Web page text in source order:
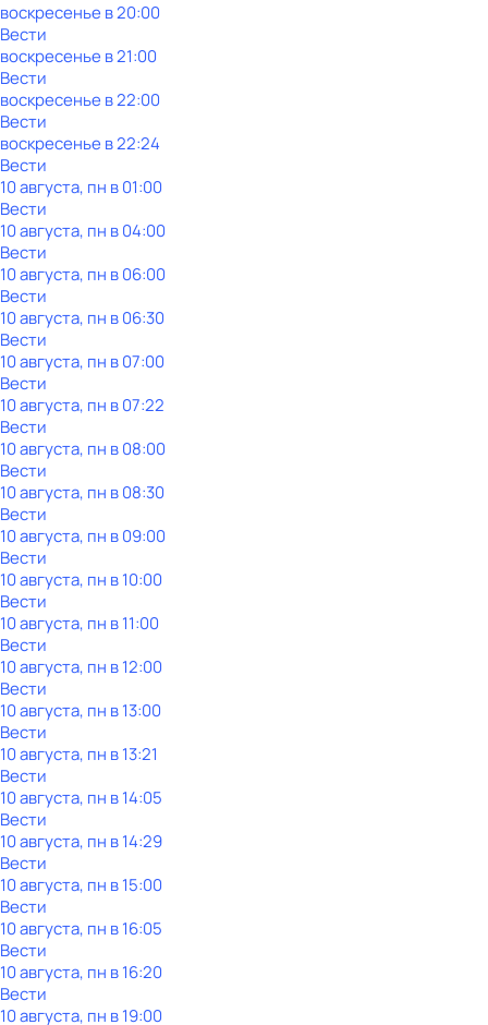
воскресенье в20:00
Вести
воскресенье в21:00
Вести
воскресенье в22:00
Вести
воскресенье в22:24
Вести
10 августа, пн в 01:00
Вести
10 августа, пн в 04:00
Вести
10 августа, пн в 06:00
Вести
10 августа, пн в 06:30
Вести
10 августа, пн в 07:00
Вести
10 августа, пн в 07:22
Вести
10 августа, пн в 08:00
Вести
10 августа, пн в 08:30
Вести
10 августа, пн в 09:00
Вести
10 августа, пн в 10:00
Вести
10 августа, пн в 11:00
Вести
10 августа, пн в 12:00
Вести
10 августа, пн в 13:00
Вести
10 августа, пн в 13:21
Вести
10 августа, пн в 14:05
Вести
10 августа, пн в 14:29
Вести
10 августа, пн в 15:00
Вести
10 августа, пн в 16:05
Вести
10 августа, пн в 16:20
Вести
10 августа, пн в 19:00